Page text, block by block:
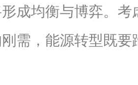
成均衡与博弈。考
需，能源转型既要